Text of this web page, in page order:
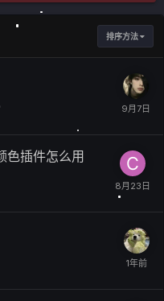
排序方法
色插件怎么用